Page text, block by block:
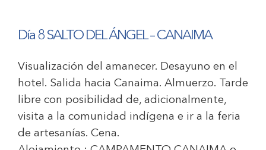
Día 8 SALTO DEL ÁNGEL– CANAIMA
Visualización del amanecer. Desayuno en el
hotel. Salida hacia Canaima. Almuerzo. Tarde
libre con posibilidad de, adicionalmente,
visita a la comunidad indígena e ir a la feria
de artesanías. Cena.